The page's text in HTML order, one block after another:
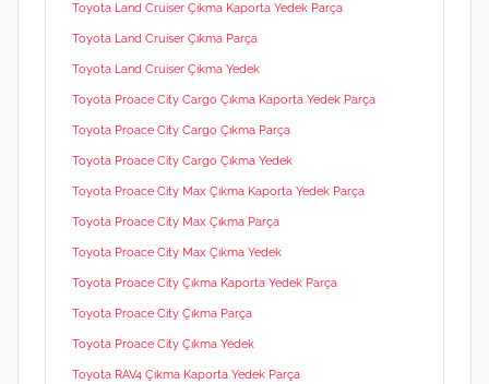
Toyota Land Cruiser Çıkma Kaporta Yedek Parça
Toyota Land Cruiser Çıkma Parça
Toyota Land Cruiser Çıkma Yedek
Toyota Proace City Cargo Çıkma Kaporta Yedek Parça
Toyota Proace City Cargo Çıkma Parça
Toyota Proace City Cargo Çıkma Yedek
Toyota Proace City Max Çıkma Kaporta Yedek Parça
Toyota Proace City Max Çıkma Parça
Toyota Proace City Max Çıkma Yedek
Toyota Proace City Çıkma Kaporta Yedek Parça
Toyota Proace City Çıkma Parça
Toyota Proace City Çıkma Yedek
Toyota RAV4 Çıkma Kaporta Yedek Parça